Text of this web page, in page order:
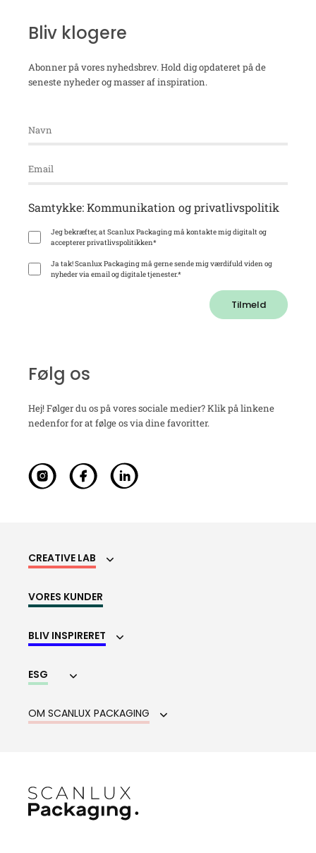
Bliv klogere
Abonner på vores nyhedsbrev. Hold dig opdateret på de
seneste nyheder og masser af inspiration.
Samtykke: Kommunikation og privatlivspolitik
Jeg bekræfter, at Scanlux Packaging må kontakte mig digitalt og
accepterer privatlivspolitikken*
Ja tak! Scanlux Packaging må gerne sende mig værdifuld viden og
nyheder via email og digitale tjenester.*
Tilmeld
Følg os
Hej! Følger du os på vores sociale medier? Klik på linkene
nedenfor for at følge os via dine favoritter.
CREATIVE LAB
VORES KUNDER
BLIV INSPIRERET
ESG
OM SCANLUX PACKAGING